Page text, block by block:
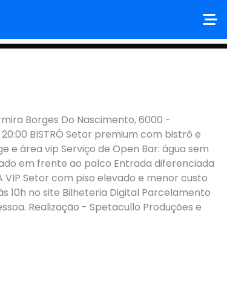
Borges Do Nascimento, 6000 -
BISTRÔ Setor premium com bistrô e
e área vip Serviço de Open Bar: água sem
em frente ao palco Entrada diferenciada
VIP Setor com piso elevado e menor custo
10h no site Bilheteria Digital Parcelamento
Realização - Spetacullo Produções e